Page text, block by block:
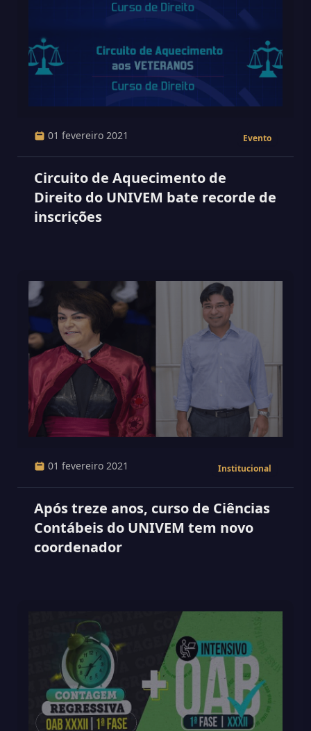
01 fevereiro 2021 Evento
Circuito de Aquecimento de
Direito do UNIVEM bate recorde de
inscrições
01 fevereiro 2021 Institucional
Após treze anos, curso de Ciências
Contábeis do UNIVEM tem novo
coordenador